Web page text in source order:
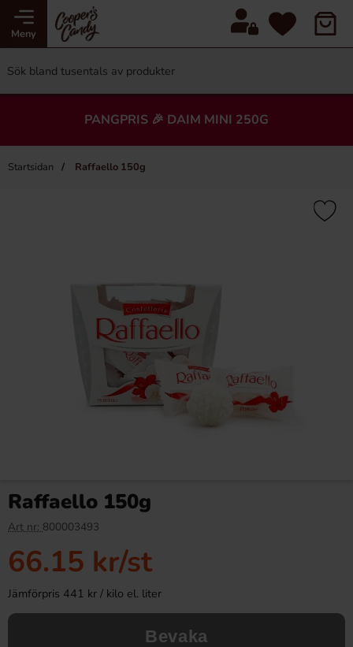
Meny
PANGPRIS 🎉 DAIM MINI 250G
Startsidan Raffaello 150g
Raffaello 150g
Art nr: 800003493
66.15 kr/st
Jämförpris 441 kr / kilo el. liter
Bevaka